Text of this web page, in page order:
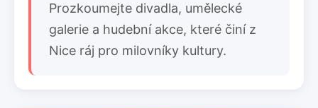
Prozkoumejte divadla, umělecké
galerie a hudební akce, které činí z
Nice ráj pro milovníky kultury.